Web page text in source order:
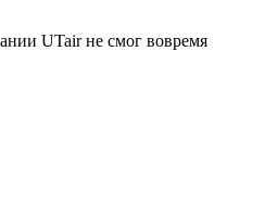
UTair не смог вовремя